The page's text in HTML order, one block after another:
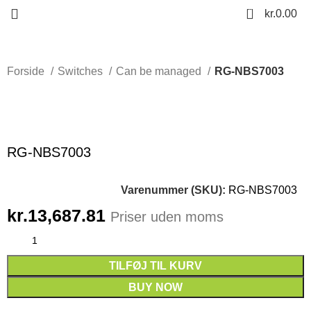
0 kr.0.00
Forside Switches Can be managed RG-NBS7003
RG-NBS7003
Varenummer (SKU): RG-NBS7003
kr.13,687.81 Priser uden moms
TILFØJ TIL KURV
BUY NOW